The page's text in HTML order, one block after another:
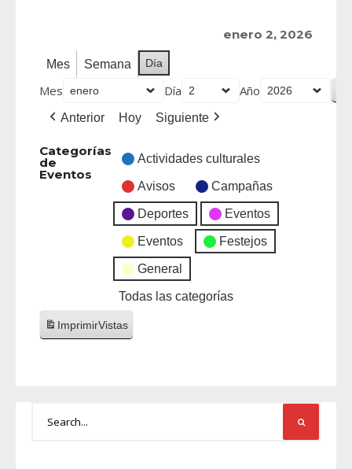
enero 2, 2026
Mes Semana Día
Mes Día Año
Anterior Hoy Siguiente
Categorías
de
Eventos
Actividades culturales
Avisos Campañas
Deportes Eventos
Eventos Festejos
General
Todas las categorías
ImprimirVistas